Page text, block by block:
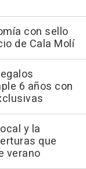
con sello
de Cala Molí
6 años con
y la
que
verano